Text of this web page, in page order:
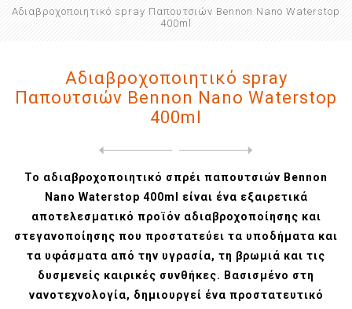
Αδιαβροχοποιητικό spray Παπουτσιών Bennon Nano Waterstop
400ml
Αδιαβροχοποιητικό spray
Παπουτσιών Bennon Nano Waterstop
400ml
Το αδιαβροχοποιητικό σπρέι παπουτσιών Bennon
Nano Waterstop 400ml είναι ένα εξαιρετικά
αποτελεσματικό προϊόν αδιαβροχοποίησης και
στεγανοποίησης που προστατεύει τα υποδήματα και
τα υφάσματα από την υγρασία, τη βρωμιά και τις
δυσμενείς καιρικές συνθήκες. Βασισμένο στη
νανοτεχνολογία, δημιουργεί ένα προστατευτικό